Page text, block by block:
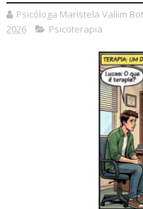
Psicóloga Maristela Vallim
2026
Psicoterapia